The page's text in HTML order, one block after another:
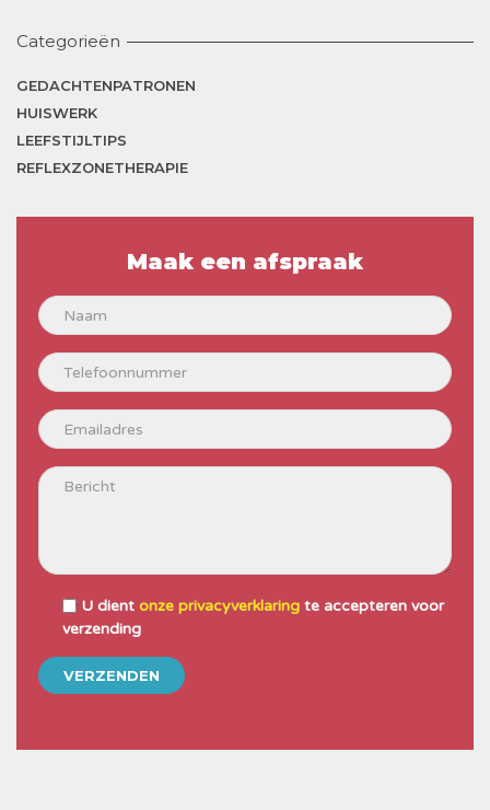
Categorieën
GEDACHTENPATRONEN
HUISWERK
LEEFSTIJLTIPS
REFLEXZONETHERAPIE
Maak een afspraak
U dient onze privacyverklaring te accepteren voor
verzending